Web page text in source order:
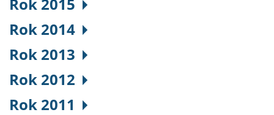
Rok 2014
Rok 2013
Rok 2012
Rok 2011